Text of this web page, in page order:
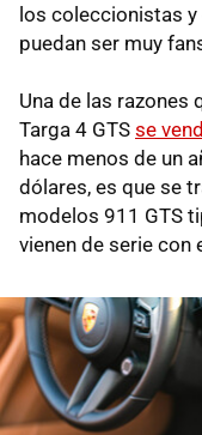
los coleccionistas
puedan ser muy
Una de las razones
Targa 4 GTS se
hace menos de un
dólares, es que se
modelos 911 GTS
vienen de serie con